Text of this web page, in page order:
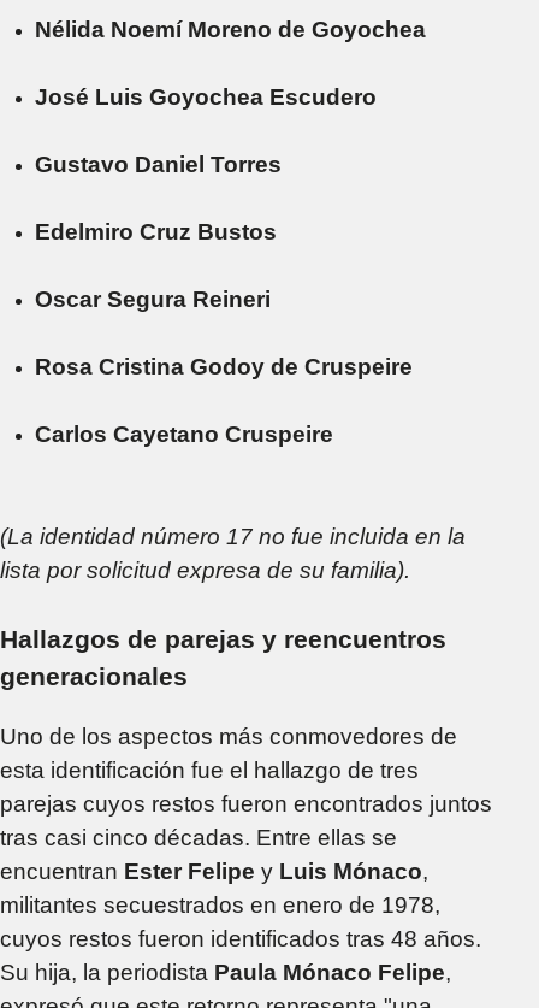
Nélida Noemí Moreno de Goyochea
José Luis Goyochea Escudero
Gustavo Daniel Torres
Edelmiro Cruz Bustos
Oscar Segura Reineri
Rosa Cristina Godoy de Cruspeire
Carlos Cayetano Cruspeire
(La identidad número 17 no fue incluida en la
lista por solicitud expresa de su familia).
Hallazgos de parejas y reencuentros
generacionales
Uno de los aspectos más conmovedores de
esta identificación fue el hallazgo de tres
parejas cuyos restos fueron encontrados juntos
tras casi cinco décadas. Entre ellas se
encuentran Ester Felipe y Luis Mónaco,
militantes secuestrados en enero de 1978,
cuyos restos fueron identificados tras 48 años.
Su hija, la periodista Paula Mónaco Felipe,